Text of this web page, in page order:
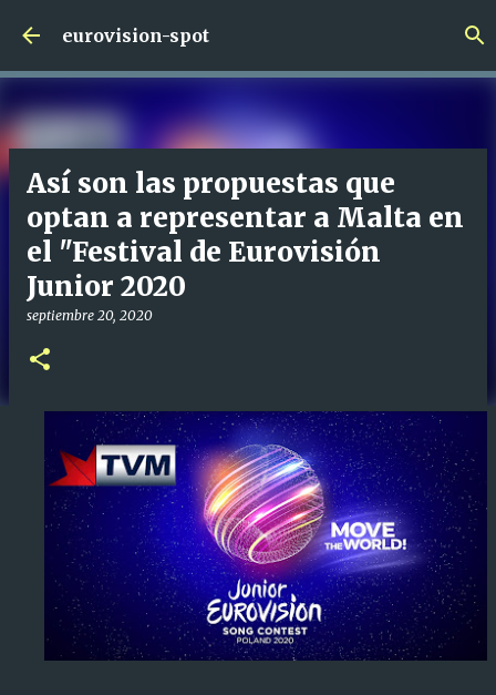
Ir al contenido principal
eurovision-spot
Así son las propuestas que
optan a representar a Malta en
el "Festival de Eurovisión
Junior 2020
septiembre 20, 2020